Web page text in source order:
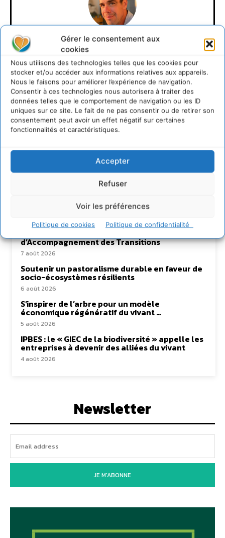
Gérer le consentement aux
cookies
Nous utilisons des technologies telles que les cookies pour
stocker et/ou accéder aux informations relatives aux appareils.
Nous le faisons pour améliorer l’expérience de navigation.
Consentir à ces technologies nous autorisera à traiter des
données telles que le comportement de navigation ou les ID
uniques sur ce site. Le fait de ne pas consentir ou de retirer son
consentement peut avoir un effet négatif sur certaines
fonctionnalités et caractéristiques.
Accepter
Refuser
Voir les préférences
Politique de cookies Politique de confidentialité
David Naulin
https://cdurable.info
Journaliste de solutions écologiques et sociales en
Occitanie.
Lire aussi
Transformer les territoires par le dialogue et la
d’Accompagnement des Transitions
7 août 2026
Soutenir un pastoralisme durable en faveur de
socio-écosystèmes résilients
6 août 2026
S’inspirer de l’arbre pour un modèle
économique régénératif du vivant …
5 août 2026
IPBES : le « GIEC de la biodiversité » appelle les
entreprises à devenir des alliées du vivant
4 août 2026
Newsletter
JE M'ABONNE